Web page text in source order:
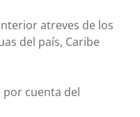
atreves de los
del país, Caribe
por cuenta del